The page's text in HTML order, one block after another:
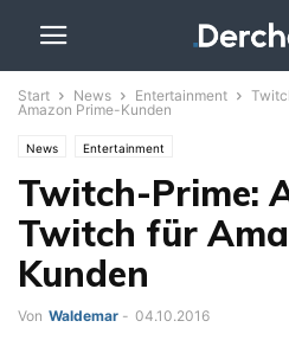
Start News Entertainment
Amazon Prime-Kunden
News Entertainment
Twitch-Prime:
Twitch für
Kunden
Von Waldemar - 04.10.2016